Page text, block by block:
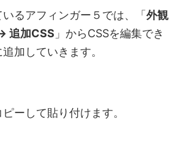
るアフィンガー５では、「外観
追加CSS 」からCSSを編集でき
加していきます。
ーして貼り付けます。